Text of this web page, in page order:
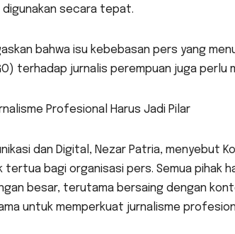
secara tepat.
bahwa isu kebebasan pers yang
terhadap jurnalis perempuan juga perlu
Profesional Harus Jadi Pilar
dan Digital, Nezar Patria, menyebut
tertua bagi organisasi pers. Semua pihak
besar, terutama bersaing dengan
untuk memperkuat jurnalisme